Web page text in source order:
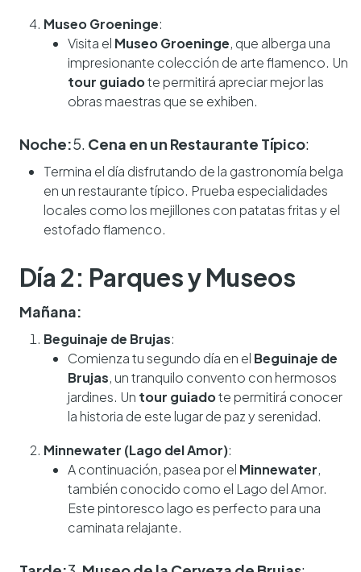
Museo Groeninge:
Visita el Museo Groeninge, que alberga una
impresionante colección de arte flamenco. Un
tour guiadote permitirá apreciar mejor las
obras maestras que se exhiben.
Noche:5. Cena en un Restaurante Típico:
Termina el día disfrutando de la gastronomía belga
en un restaurante típico. Prueba especialidades
locales como los mejillones con patatas fritas y el
estofado flamenco.
Día 2: Parques y Museos
Mañana:
Beguinaje de Brujas:
Comienza tu segundo día en el Beguinaje de
Brujas, un tranquilo convento con hermosos
jardines. Un tour guiadote permitirá conocer
la historia de este lugar de paz y serenidad.
Minnewater (Lago del Amor):
A continuación, pasea por el Minnewater,
también conocido como el Lago del Amor.
Este pintoresco lago es perfecto para una
caminata relajante.